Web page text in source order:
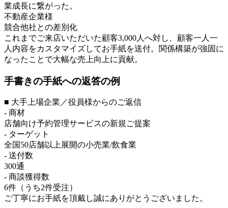
業成長に繋がった。
不動産企業様
競合他社との差別化
これまでご来店いただいた顧客3,000人へ対し、顧客一人一
人内容をカスタマイズしてお手紙を送付。関係構築が強固に
なったことで大幅な売上向上に貢献。
手書きの手紙への返答の例
■ 大手上場企業／役員様からのご返信
- 商材
店舗向け予約管理サービスの新規ご提案
- ターゲット
全国50店舗以上展開の小売業/飲食業
- 送付数
300通
- 商談獲得数
6件（うち2件受注）
ご丁寧にお手紙を頂戴し誠にありがとうございました。